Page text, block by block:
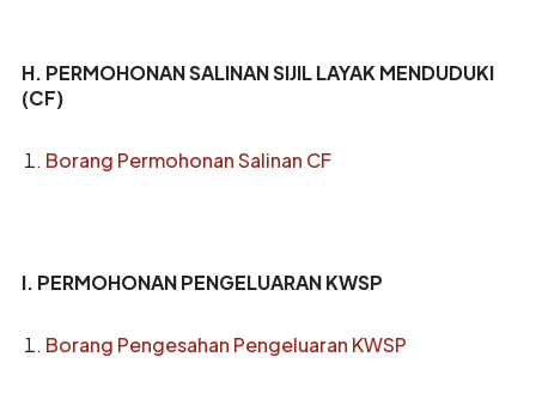
H. PERMOHONAN SALINAN SIJIL LAYAK MENDUDUKI
(CF)
Borang Permohonan Salinan CF
I. PERMOHONAN PENGELUARAN KWSP
Borang Pengesahan Pengeluaran KWSP